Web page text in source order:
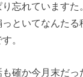
忘れていますた。
といてなんたる
。
確か今月末だっ